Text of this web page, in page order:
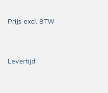
Prijs excl. BTW
Levertijd